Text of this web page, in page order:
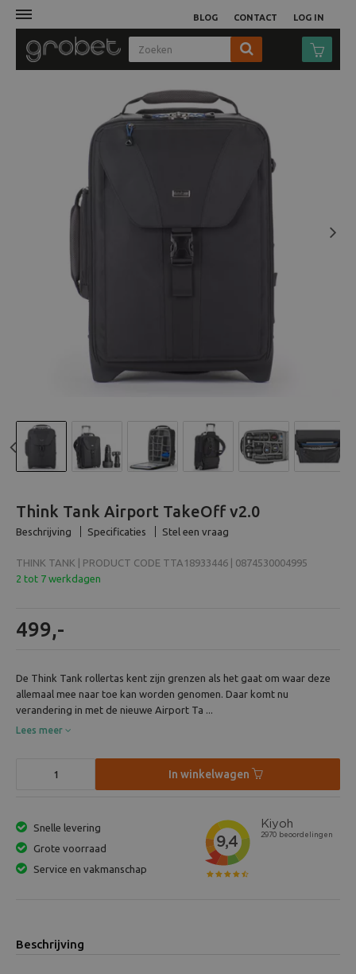
LOG IN
BLOG CONTACT
Fotocamera
Statieven
Beeld en bewerking
Analoog
Previous
Think Tank Airport TakeOff v2.0
Beschrijving Specificaties Stel een vraag
THINK TANK | PRODUCT CODE TTA18933446 | 0874530004995
2 tot 7 werkdagen
499,-
De Think Tank rollertas kent zijn grenzen als het gaat om waar deze
allemaal mee naar toe kan worden genomen. Daar komt nu
verandering in met de nieuwe Airport Ta ...
Lees meer
In winkelwagen
Snelle levering
Grote voorraad
Service en vakmanschap
Beschrijving